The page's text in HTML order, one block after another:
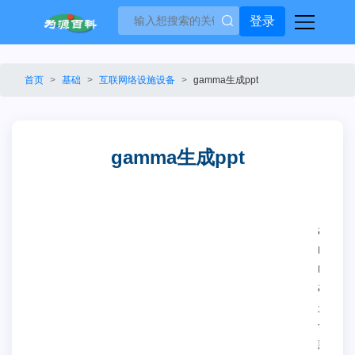
登录
首页 基础 互联网络设施设备 gamma生成ppt
gamma生成ppt
a
m
m
a
是
一
款